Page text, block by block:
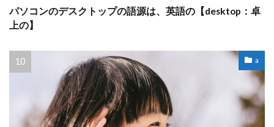
パソコンのデスクトップの語源は、英語の【desktop：卓
上の】
a